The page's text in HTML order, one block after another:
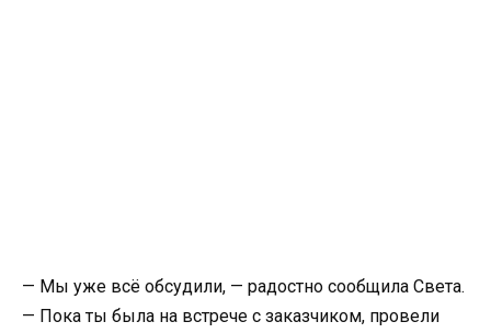
— Мы уже всё обсудили, — радостно сообщила Света.
— Пока ты была на встрече с заказчиком, провели